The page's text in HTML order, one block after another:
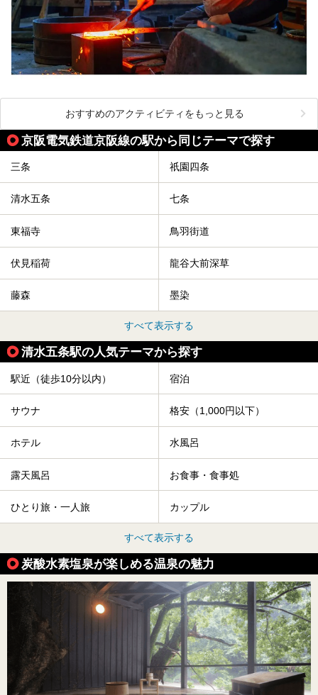
おすすめのアクティビティをもっと見る
京阪電気鉄道京阪線の駅から同じテーマで探す
三条 祇園四条
清水五条 七条
東福寺 鳥羽街道
伏見稲荷 龍谷大前深草
藤森 墨染
すべて表示する
清水五条駅の人気テーマから探す
駅近（徒歩10分以内） 宿泊
サウナ 格安（1,000円以下）
ホテル 水風呂
露天風呂 お食事・食事処
ひとり旅・一人旅 カップル
すべて表示する
炭酸水素塩泉が楽しめる温泉の魅力